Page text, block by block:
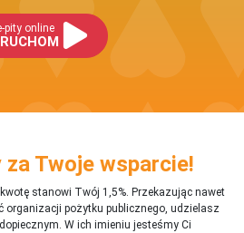
pity online
za Twoje wsparcie!
stanowi Twój 1,5%. Przekazując nawet
organizacji pożytku publicznego, udzielasz
W ich imieniu jesteśmy Ci